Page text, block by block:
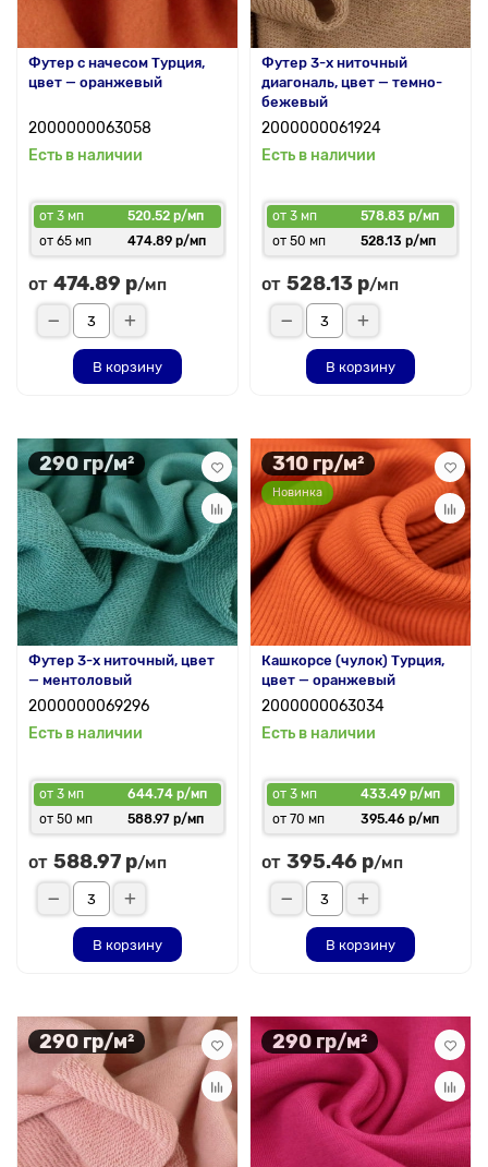
Футер с начесом Турция,
цвет — оранжевый
2000000063058
Есть в наличии
от 3 мп
520.52 р/мп
от 65 мп
474.89 р/мп
от 474.89 р/мп
В корзину
Футер 3-х ниточный
диагональ, цвет — темно-
бежевый
2000000061924
Есть в наличии
от 3 мп
578.83 р/мп
от 50 мп
528.13 р/мп
от 528.13 р/мп
В корзину
290 гр/м²
Футер 3-х ниточный, цвет
— ментоловый
2000000069296
Есть в наличии
от 3 мп
644.74 р/мп
от 50 мп
588.97 р/мп
от 588.97 р/мп
В корзину
310 гр/м²
Новинка
Кашкорсе (чулок) Турция,
цвет — оранжевый
2000000063034
Есть в наличии
от 3 мп
433.49 р/мп
от 70 мп
395.46 р/мп
от 395.46 р/мп
В корзину
290 гр/м² 290 гр/м²